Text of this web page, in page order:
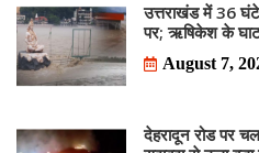
उत्तराखंड में 36
पर; ऋषिकेश के घाट
August 7,
देहरादून रोड पर